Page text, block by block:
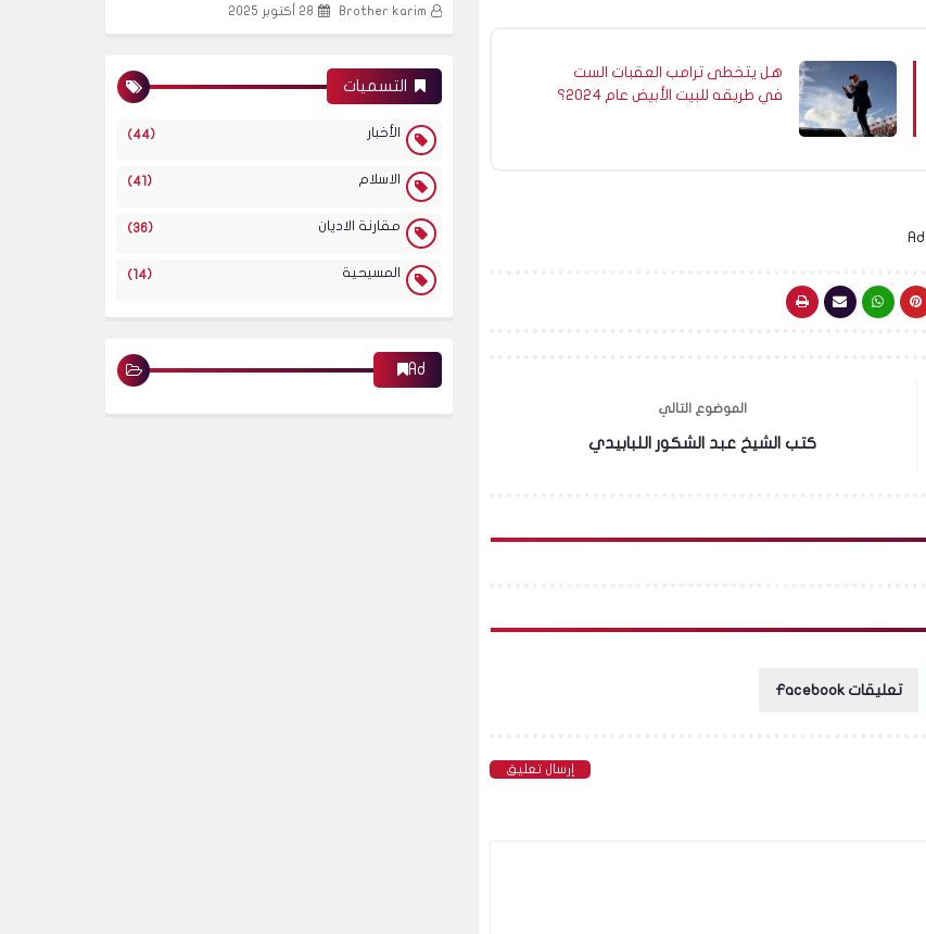
هل يتخطى ترامب العقبات الست
في طريقه للبيت الأبيض عام 2024؟
Ad
الموضوع التالي
كتب الشيخ عبد الشكور اللبابيدي
تعليقات Facebook
إرسال تعليق
Brother karim 28 أكتوبر 2025
التسميات
الأخبار (44)
الاسلام (41)
مقارنة الاديان (36)
المسيحية (14)
Ad